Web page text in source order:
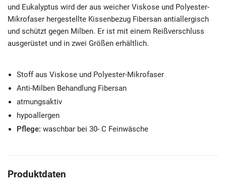
und Eukalyptus wird der aus weicher Viskose und Polyester-
Mikrofaser hergestellte Kissenbezug Fibersan antiallergisch
und schützt gegen Milben. Er ist mit einem Reißverschluss
ausgerüstet und in zwei Größen erhältlich.
Stoff aus Viskose und Polyester-Mikrofaser
Anti-Milben Behandlung Fibersan
atmungsaktiv
hypoallergen
Pflege: waschbar bei 30- C Feinwäsche
Produktdaten